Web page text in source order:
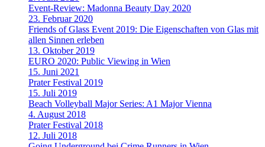
Event-Review: Madonna Beauty Day 2020
23. Februar 2020
Friends of Glass Event 2019: Die Eigenschaften von Glas mit
allen Sinnen erleben
13. Oktober 2019
EURO 2020: Public Viewing in Wien
15. Juni 2021
Prater Festival 2019
15. Juli 2019
Beach Volleyball Major Series: A1 Major Vienna
4. August 2018
Prater Festival 2018
12. Juli 2018